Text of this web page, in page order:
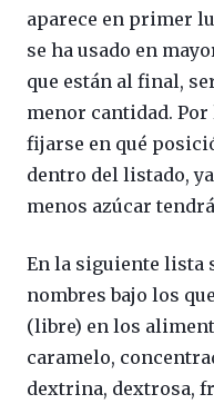
aparece en primer
se ha usado en
que están al final,
menor cantidad.
fijarse en qué
dentro del listado,
menos azúcar
En la siguiente lista
nombres bajo los
(libre) en los
caramelo,
dextrina, dextrosa,